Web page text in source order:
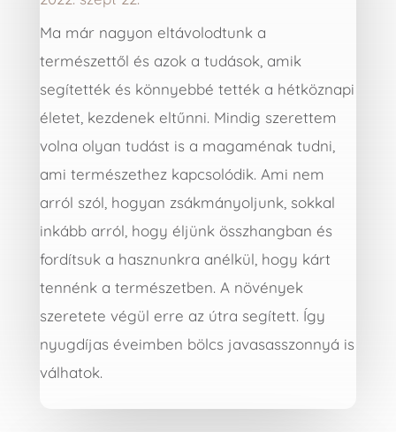
Ma már nagyon eltávolodtunk a
természettől és azok a tudások, amik
segítették és könnyebbé tették a hétköznapi
életet, kezdenek eltűnni. Mindig szerettem
volna olyan tudást is a magaménak tudni,
ami természethez kapcsolódik. Ami nem
arról szól, hogyan zsákmányoljunk, sokkal
inkább arról, hogy éljünk összhangban és
fordítsuk a hasznunkra anélkül, hogy kárt
tennénk a természetben. A növények
szeretete végül erre az útra segített. Így
nyugdíjas éveimben bölcs javasasszonnyá is
válhatok.